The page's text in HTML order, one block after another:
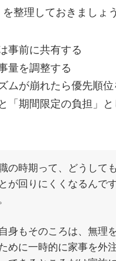
整理しておきましょう
事前に共有する
量を調整する
ムが崩れたら優先順位
「期間限定の負担」
の時期って、どうして
が回りにくくなるんで
身もそのころは、無理
めに一時的に家事を外